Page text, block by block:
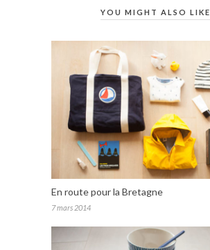
YOU MIGHT ALSO LIKE
En route pour la Bretagne
7 mars 2014